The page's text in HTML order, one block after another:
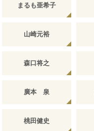
まるも亜希子
山崎元裕
森口将之
廣本 泉
桃田健史